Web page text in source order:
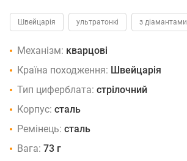
Швейцарія ультратонкі з діамантами
Механізм: кварцові
Країна походження: Швейцарія
Тип циферблата: стрілочний
Корпус: сталь
Ремінець: сталь
Вага: 73 г